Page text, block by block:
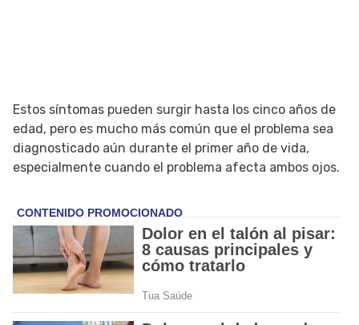
Estos síntomas pueden surgir hasta los cinco años de
edad, pero es mucho más común que el problema sea
diagnosticado aún durante el primer año de vida,
especialmente cuando el problema afecta ambos ojos.